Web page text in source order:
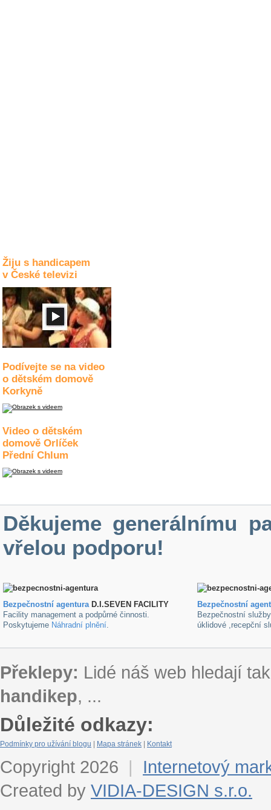
Žiju s handicapem
v České televizi
Podívejte se na video
o dětském domově
Korkyně
Video o dětském
domově Orlíček
Přední Chlum
Děkujeme generálnímu
vřelou podporu!
Bezpečnostní agenturaD.I.SEVEN FACILITY
Facility management a podpůrné činnosti.
Poskytujeme Náhradní plnění.
Bezpečnostní
Bezpečnostní
úklidové ,recepční
Překlepy: Lidé náš web hledají
handikep, ...
Důležité odkazy:
Podmínky pro užívání blogu Mapa stránek Kontakt
Copyright 2026 |
Internetový
Created by VIDIA-DESIGN s.r.o.